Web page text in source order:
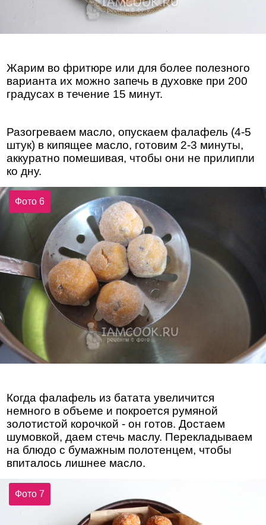
Жарим во фритюре или для более полезного
варианта их можно запечь в духовке при 200
градусах в течение 15 минут.
Разогреваем масло, опускаем фалафель (4-5
штук) в кипящее масло, готовим 2-3 минуты,
аккуратно помешивая, чтобы они не прилипли
ко дну.
Фото 6
Когда фалафель из батата увеличится
немного в объеме и покроется румяной
золотистой корочкой - он готов. Достаем
шумовкой, даем стечь маслу. Перекладываем
на блюдо с бумажным полотенцем, чтобы
впиталось лишнее масло.
Фото 7